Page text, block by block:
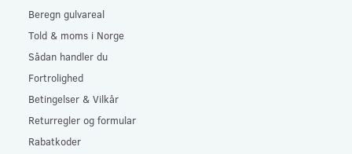
Beregn gulvareal
Told & moms i Norge
Sådan handler du
Fortrolighed
Betingelser & Vilkår
Returregler og formular
Rabatkoder